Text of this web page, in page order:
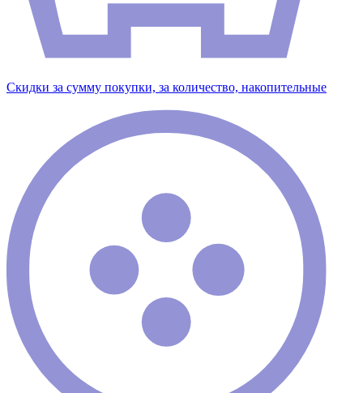
Скидки за сумму покупки, за количество, накопительные